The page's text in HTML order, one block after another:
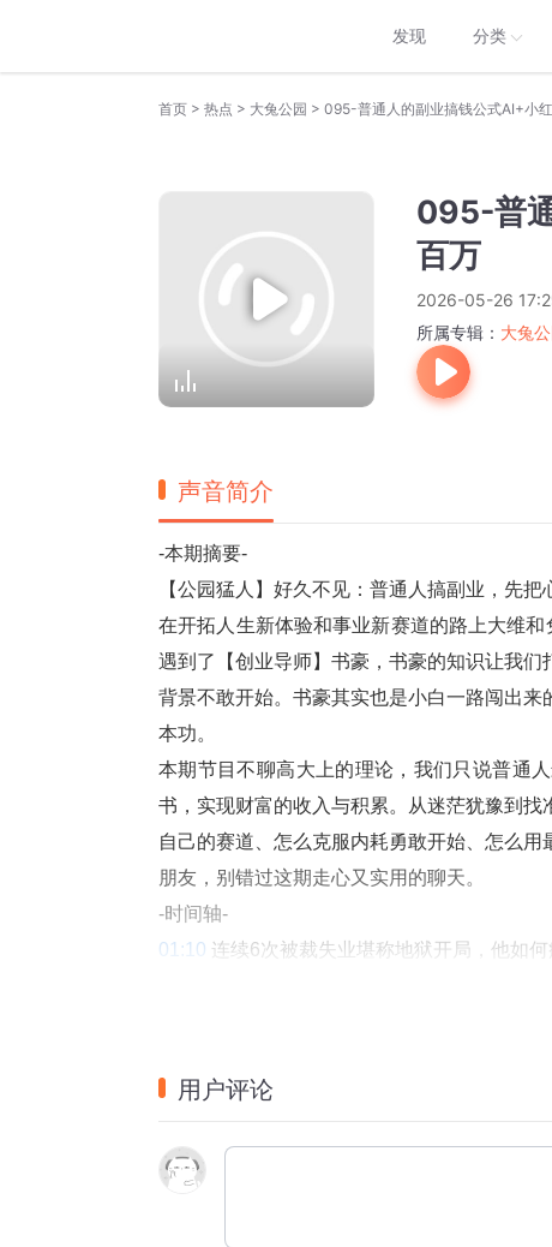
发现 分类
首页 > 热点 > 大兔公园 > 095-普通人的副业搞钱公式AI+小
095-普
百万
2026-05-26
所属专辑： 大兔
声音简介
-本期摘要-
【公园猛人】好久不见：普通人搞副业，先把
在开拓人生新体验和事业新赛道的路上大维
遇到了【创业导师】书豪，书豪的知识让我
背景不敢开始。书豪其实也是小白一路闯出
本功。
本期节目不聊高大上的理论，我们只说普通
书，实现财富的收入与积累。从迷茫犹豫到
自己的赛道、怎么克服内耗勇敢开始、怎么
朋友，别错过这期走心又实用的聊天。
-时间轴-
01:10 连续6次被裁失业堪称地狱开局，他如
【福利领取】
营！扫描下方海报二维码，也可以wx搜索
用户评论